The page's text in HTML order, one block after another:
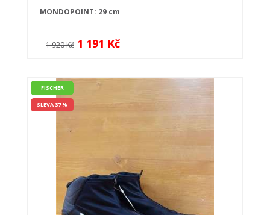
MONDOPOINT: 29 cm
1 920 Kč 1 191 Kč
FISCHER
SLEVA 37 %